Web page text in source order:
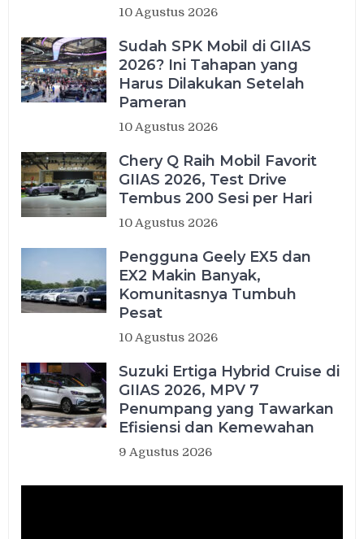
10 Agustus 2026
Sudah SPK Mobil di GIIAS
2026? Ini Tahapan yang
Harus Dilakukan Setelah
Pameran
10 Agustus 2026
Chery Q Raih Mobil Favorit
GIIAS 2026, Test Drive
Tembus 200 Sesi per Hari
10 Agustus 2026
Pengguna Geely EX5 dan
EX2 Makin Banyak,
Komunitasnya Tumbuh
Pesat
10 Agustus 2026
Suzuki Ertiga Hybrid Cruise di
GIIAS 2026, MPV 7
Penumpang yang Tawarkan
Efisiensi dan Kemewahan
9 Agustus 2026